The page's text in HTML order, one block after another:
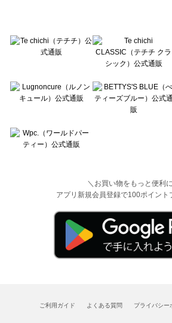
＼お買い物をもっと便利
アプリ新規会員登録で100ポイント
ご利用ガイド よくある質問 プライバシー